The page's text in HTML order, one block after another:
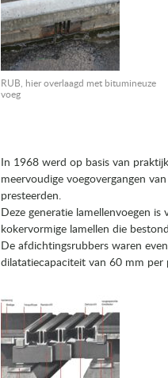
RUB, hier overlaagd met bitumineuze
voeg
In 1968 werd op basis van
meervoudige voegovergangen
presteerden.
Deze generatie lamellenvoegen
kokervormige lamellen die
De afdichtingsrubbers waren
dilatatiecapaciteit van 60 mm